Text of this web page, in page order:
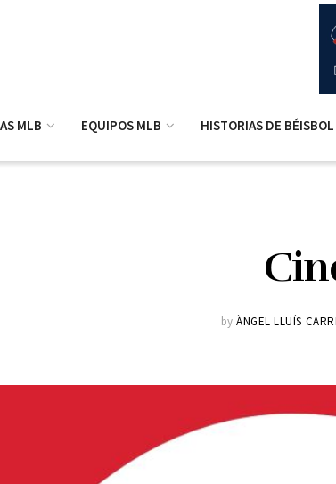
MLB EQUIPOS MLB HISTORIAS DE BÉISBOL
by ÀNGEL LLUÍS